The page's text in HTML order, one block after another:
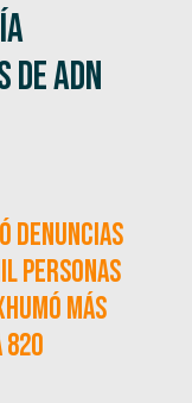
ADN
denuncias
personas
más